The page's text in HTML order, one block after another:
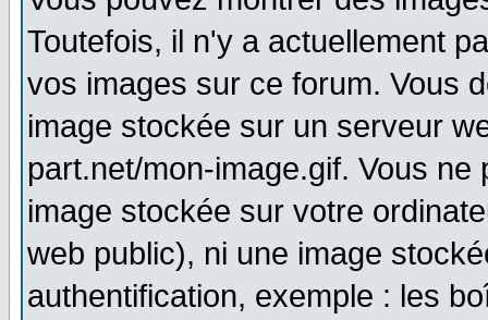
Toutefois, il n'y a actuellement
vos images sur ce forum. Vous
image stockée sur un serveur
part.net/mon-image.gif. Vous
image stockée sur votre
web public), ni une image
authentification, exemple : les